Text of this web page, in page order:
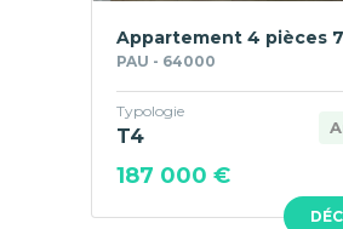
Appartement 4 pièces
PAU - 64000
Typologie
T4
187 000 €